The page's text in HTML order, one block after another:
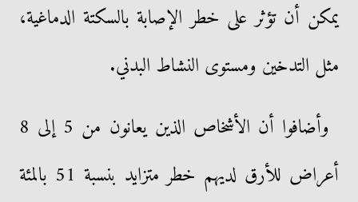
يمكن أن تؤثر على خطر الإصابة بالسكتة الدماغية،
مثل التدخين ومستوى النشاط البدني.
وأضافوا أن الأشخاص الذين يعانون من 5 إلى 8
أعراض للأرق لديهم خطر متزايد بنسبة 51 بالمئة